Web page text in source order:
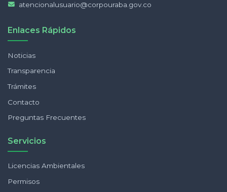
atencionalusuario@corpouraba.gov.co
Enlaces Rápidos
Noticias
Transparencia
Trámites
Contacto
Preguntas Frecuentes
Servicios
Licencias Ambientales
Permisos